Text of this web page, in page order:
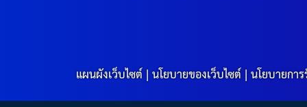
แผนผังเว็บไซต์|นโยบายของเว็บไซต์|นโยบายกา